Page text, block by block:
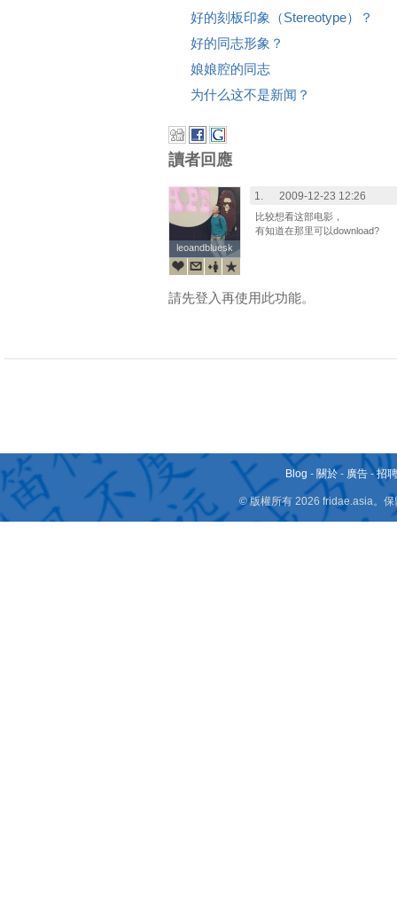
好的刻板印象（Stereotype）？
好的同志形象？
娘娘腔的同志
为什么这不是新闻？
讀者回應
leoandbluesk
leoandbluesk
1. 2009-12-23 12:26
比较想看这部电影，
有知道在那里可以download?
請先登入再使用此功能。
Blog - 關於 - 廣告 -招
© 版權所有 2026 fridae.asia。